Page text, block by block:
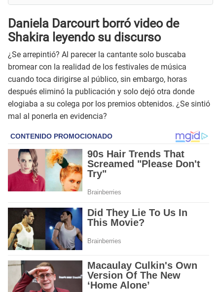
Daniela Darcourt borró video de
Shakira leyendo su discurso
¿Se arrepintió? Al parecer la cantante solo buscaba
bromear con la realidad de los festivales de música
cuando toca dirigirse al público, sin embargo, horas
después eliminó la publicación y solo dejó otra donde
elogiaba a su colega por los premios obtenidos. ¿Se sintió
mal al ponerla en evidencia?